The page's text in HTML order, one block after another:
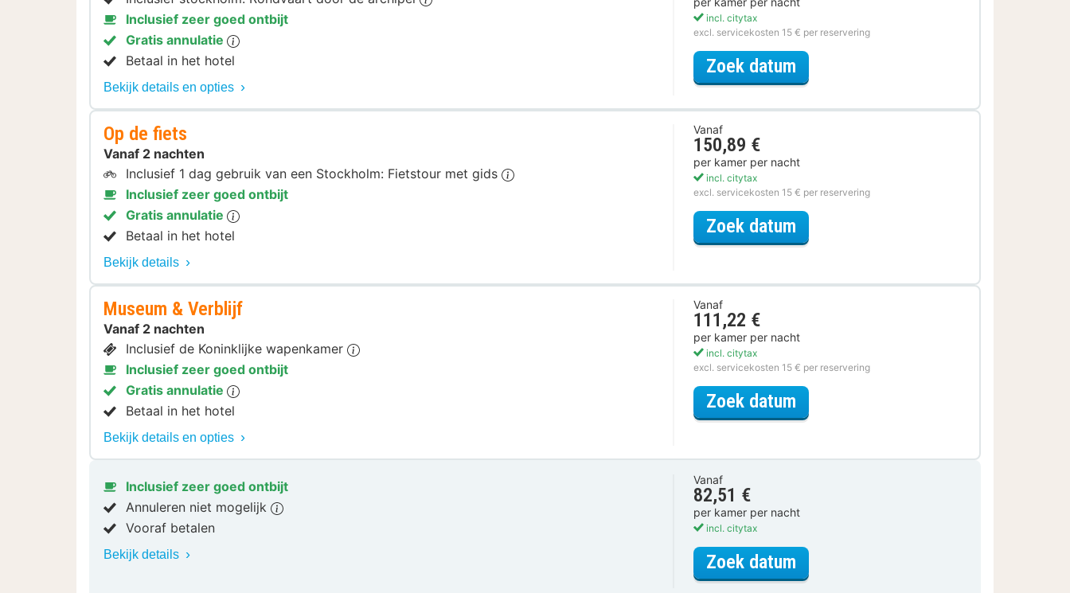
Inclusief zeer goed ontbijt
Gratis annulatie
Betaal in het hotel
Bekijk details en opties
incl. citytax
excl. servicekosten 15 € per reservering
Zoek datum
Op de fiets
Vanaf 2 nachten
Inclusief 1 dag gebruik van een Stockholm: Fietstour met gids
Inclusief zeer goed ontbijt
Gratis annulatie
Betaal in het hotel
Bekijk details
Vanaf
150,89 €
per kamer per nacht
incl. citytax
excl. servicekosten 15 € per reservering
Zoek datum
Museum & Verblijf
Vanaf 2 nachten
Inclusief de Koninklijke wapenkamer
Inclusief zeer goed ontbijt
Gratis annulatie
Betaal in het hotel
Bekijk details en opties
Vanaf
111,22 €
per kamer per nacht
incl. citytax
excl. servicekosten 15 € per reservering
Zoek datum
Inclusief zeer goed ontbijt
Annuleren niet mogelijk
Vooraf betalen
Bekijk details
Vanaf
82,51 €
per kamer per nacht
incl. citytax
Zoek datum